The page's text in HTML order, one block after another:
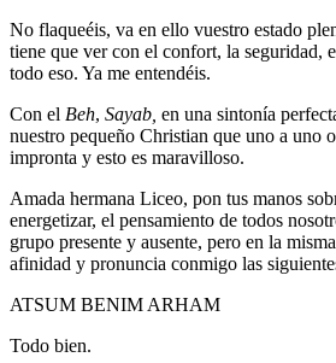
No flaqueéis, va en ello vuestro estado
tiene que ver con el confort, la seguridad,
todo eso. Ya me entendéis.
Con el Beh, Sayab, en una sintonía
nuestro pequeño Christian que uno a uno
impronta y esto es maravilloso.
Amada hermana Liceo, pon tus manos
energetizar, el pensamiento de todos
grupo presente y ausente, pero en la
afinidad y pronuncia conmigo las
ATSUM BENIM ARHAM
Todo bien.